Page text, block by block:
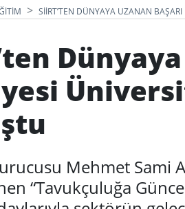
SIIRT’TEN DÜNYAYA UZANAN
Mehmet Sami
“Tavukçuluğa